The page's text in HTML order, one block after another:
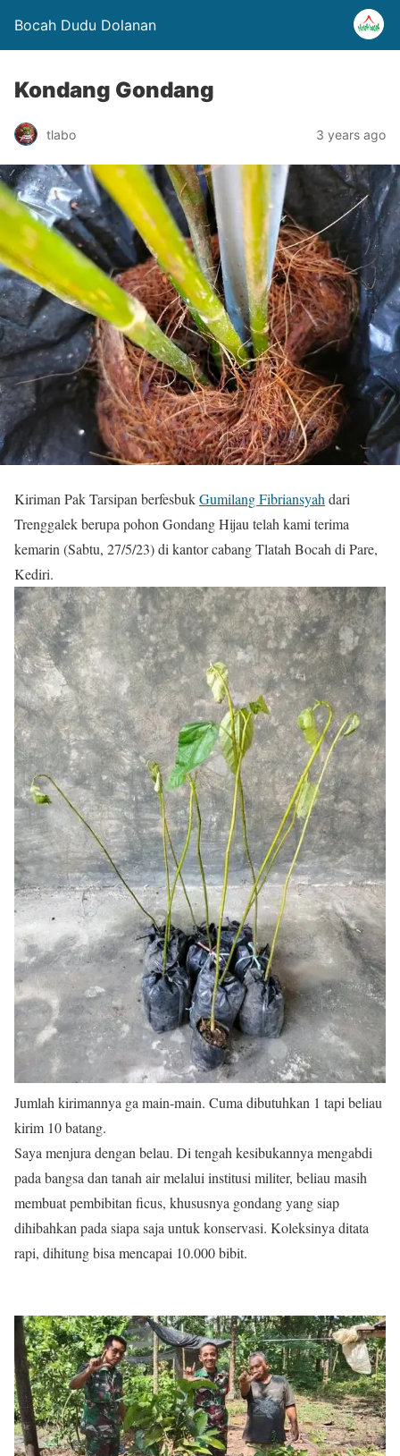
Bocah Dudu Dolanan
Kondang Gondang
tlabo 3 years ago
Kiriman Pak Tarsipan berfesbukGumilang Fibriansyah dari
Trenggalek berupa pohon Gondang Hijau telah kami terima
kemarin (Sabtu, 27/5/23) di kantor cabang Tlatah Bocah di Pare,
Kediri.
Jumlah kirimannya ga main-main. Cuma dibutuhkan 1 tapi beliau
kirim 10 batang.
Saya menjura dengan belau. Di tengah kesibukannya mengabdi
pada bangsa dan tanah air melalui institusi militer, beliau masih
membuat pembibitan ficus, khususnya gondang yang siap
dihibahkan pada siapa saja untuk konservasi. Koleksinya ditata
rapi, dihitung bisa mencapai 10.000 bibit.